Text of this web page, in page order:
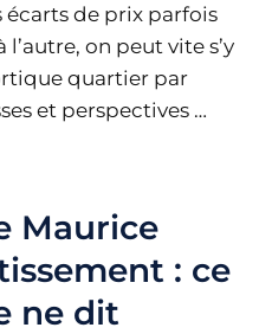
écarts de prix parfois
on peut vite s’y
quartier par
et perspectives …
Maurice
: ce
ne dit